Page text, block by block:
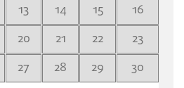
13 14 15
16
20 21 22
23
27 28 29
30